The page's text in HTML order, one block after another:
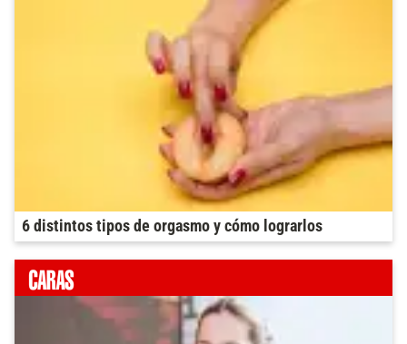
6 distintos tipos de orgasmo y cómo lograrlos